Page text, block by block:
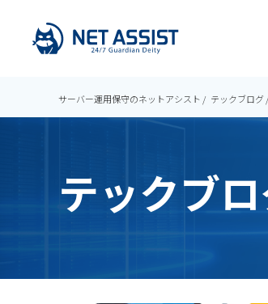
サーバー運用保守のネットアシスト テックブログ
テックブ